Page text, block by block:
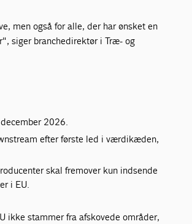
men også for alle, der har ønsket en
siger branchedirektør i Træ- og
2026.
efter første led i værdikæden,
skal fremover kun indsende
i EU.
ikke stammer fra afskovede områder,